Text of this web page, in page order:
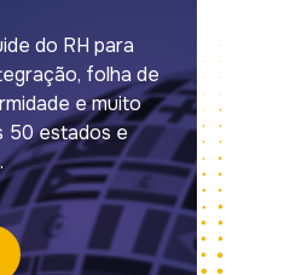
do RH para
folha de
e muito
50 estados e